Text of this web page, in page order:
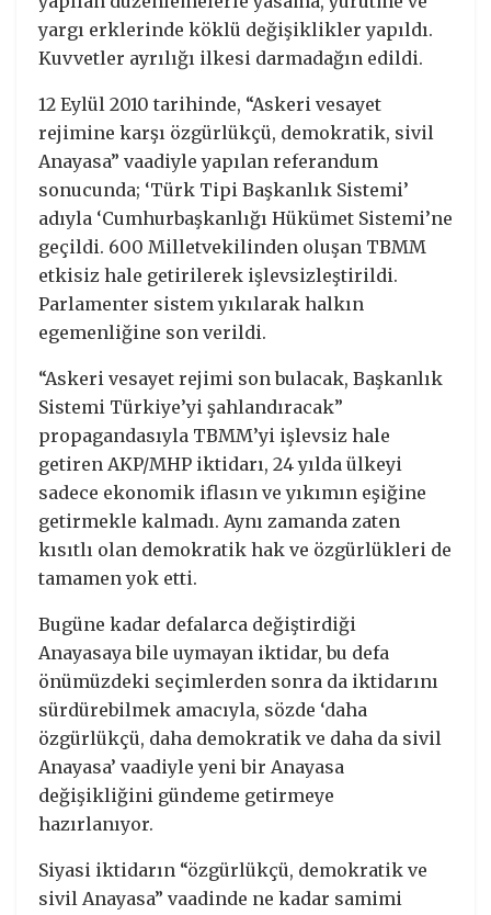
yargı erklerinde köklü değişiklikler yapıldı.
Kuvvetler ayrılığı ilkesi darmadağın edildi.
12 Eylül 2010 tarihinde, “Askeri vesayet
rejimine karşı özgürlükçü, demokratik, sivil
Anayasa” vaadiyle yapılan referandum
sonucunda; ‘Türk Tipi Başkanlık Sistemi’
adıyla ‘Cumhurbaşkanlığı Hükümet Sistemi’ne
geçildi. 600 Milletvekilinden oluşan TBMM
etkisiz hale getirilerek işlevsizleştirildi.
Parlamenter sistem yıkılarak halkın
egemenliğine son verildi.
“Askeri vesayet rejimi son bulacak, Başkanlık
Sistemi Türkiye’yi şahlandıracak”
propagandasıyla TBMM’yi işlevsiz hale
getiren AKP/MHP iktidarı, 24 yılda ülkeyi
sadece ekonomik iflasın ve yıkımın eşiğine
getirmekle kalmadı. Aynı zamanda zaten
kısıtlı olan demokratik hak ve özgürlükleri de
tamamen yok etti.
Bugüne kadar defalarca değiştirdiği
Anayasaya bile uymayan iktidar, bu defa
önümüzdeki seçimlerden sonra da iktidarını
sürdürebilmek amacıyla, sözde ‘daha
özgürlükçü, daha demokratik ve daha da sivil
Anayasa’ vaadiyle yeni bir Anayasa
değişikliğini gündeme getirmeye
hazırlanıyor.
Siyasi iktidarın “özgürlükçü, demokratik ve
sivil Anayasa” vaadinde ne kadar samimi